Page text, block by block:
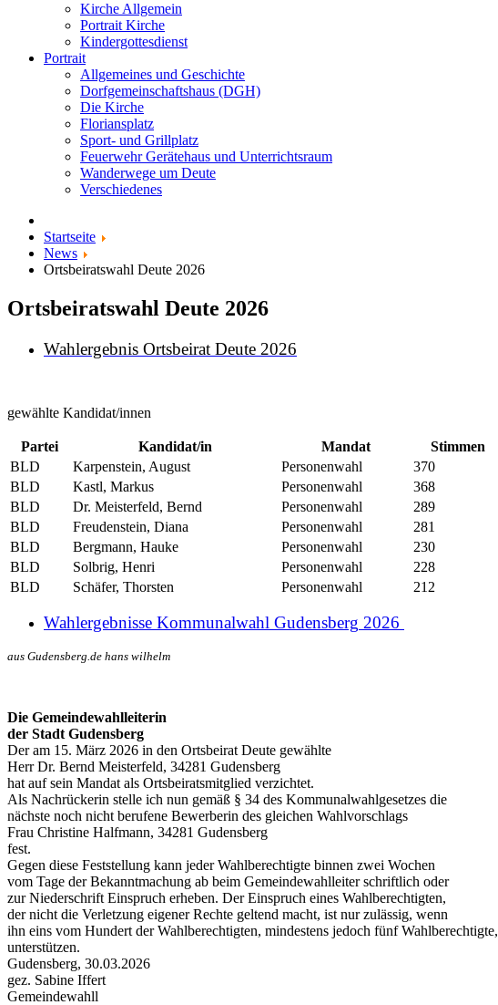
Kirche Allgemein
Portrait Kirche
Kindergottesdienst
Portrait
Allgemeines und Geschichte
Dorfgemeinschaftshaus (DGH)
Die Kirche
Floriansplatz
Sport- und Grillplatz
Feuerwehr Gerätehaus und Unterrichtsraum
Wanderwege um Deute
Verschiedenes
Startseite
News
Ortsbeiratswahl Deute 2026
Ortsbeiratswahl Deute 2026
Wahlergebnis Ortsbeirat Deute 2026
gewählte Kandidat/innen
Partei Kandidat/in Mandat
Stimmen
BLD
Karpenstein, August Personenwahl
370
BLD
Kastl, Markus Personenwahl
368
BLD
Dr. Meisterfeld, Bernd Personenwahl
289
BLD
Freudenstein, Diana Personenwahl
281
BLD
Bergmann, Hauke Personenwahl
230
BLD
Solbrig, Henri Personenwahl
228
BLD
Schäfer, Thorsten Personenwahl 212
Wahlergebnisse Kommunalwahl Gudensberg 2026
aus Gudensberg.de hans wilhelm
Die Gemeindewahlleiterin
der Stadt Gudensberg
Der am 15. März 2026 in den Ortsbeirat Deute gewählte
Herr Dr. Bernd Meisterfeld, 34281 Gudensberg
hat auf sein Mandat als Ortsbeiratsmitglied verzichtet.
Als Nachrückerin stelle ich nun gemäß § 34 des Kommunalwahlgesetzes die
nächste noch nicht berufene Bewerberin des gleichen Wahlvorschlags
Frau Christine Halfmann, 34281 Gudensberg
fest.
Gegen diese Feststellung kann jeder Wahlberechtigte binnen zwei Wochen
vom Tage der Bekanntmachung ab beim Gemeindewahlleiter schriftlich oder
zur Niederschrift Einspruch erheben. Der Einspruch eines Wahlberechtigten,
der nicht die Verletzung eigener Rechte geltend macht, ist nur zulässig, wenn
ihn eins vom Hundert der Wahlberechtigten, mindestens jedoch fünf Wahlberechtigte,
unterstützen.
Gudensberg, 30.03.2026
gez. Sabine Iffert
Gemeindewahll